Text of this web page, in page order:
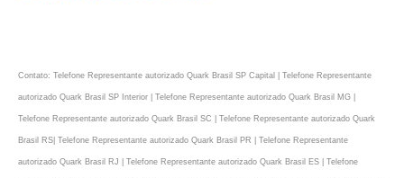
Contato: Telefone Representante autorizado Quark Brasil SP Capital | Telefone Representante
autorizado Quark Brasil SP Interior | Telefone Representante autorizado Quark Brasil MG |
Telefone Representante autorizado Quark Brasil SC | Telefone Representante autorizado Quark
Brasil RS| Telefone Representante autorizado Quark Brasil PR | Telefone Representante
autorizado Quark Brasil RJ | Telefone Representante autorizado Quark Brasil ES | Telefone